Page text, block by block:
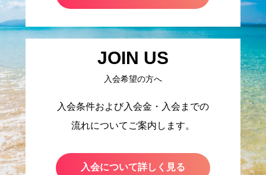
JOIN US
入会希望の方へ
入会条件および入会金・入会までの
流れについてご案内します。
入会について詳しく見る